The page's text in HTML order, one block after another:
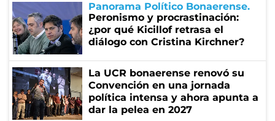
Panorama Político Bonaerense
Peronismo y procrastinación:
¿por qué Kicillof retrasa el
diálogo con Cristina Kirchner?
La UCR bonaerense renovó su
Convención en una jornada
política intensa y ahora apunta a
dar la pelea en 2027